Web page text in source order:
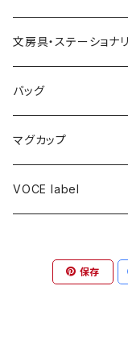
梶原圭恵(Voce ヴァイ
廣瀬史佳(Voce ヴォ
北床宗太郎(Voceアー
文房具・ステーショナ
バッグ
トートバッグ
マグカップ
VOCE label
キャップ
保存